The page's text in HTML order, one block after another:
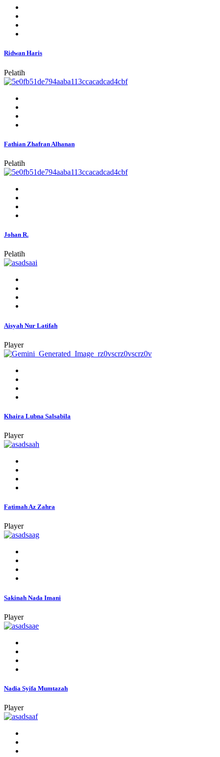
Ridwan Haris
Pelatih
Fathian Zhafran Alhanan
Pelatih
Johan R.
Pelatih
Aisyah Nur Latifah
Player
Khaira Lubna Salsabila
Player
Fatimah Az Zahra
Player
Sakinah Nada Imani
Player
Nadia Syifa Mumtazah
Player